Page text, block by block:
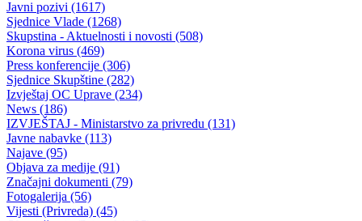
O D L U K A o izboru najpovoljnijeg ponuđača za isporuku lož-ulja
“LUEL”
30.06.2016